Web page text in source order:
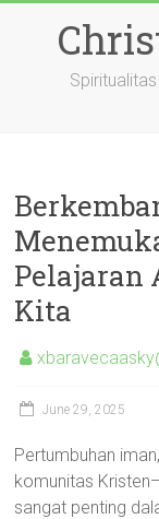
Pelajaran
Kita
June 29, 2025
Pertumbuhan
komunitas
sangat penting